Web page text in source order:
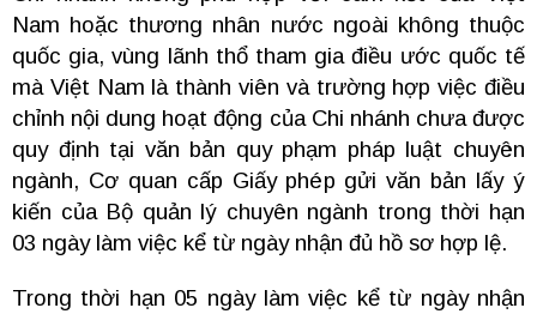
Nam hoặc thương nhân nước ngoài không thuộc
quốc gia, vùng lãnh thổ tham gia điều ước quốc tế
mà Việt Nam là thành viên và trường hợp việc điều
chỉnh nội dung hoạt động của Chi nhánh chưa được
quy định tại văn bản quy phạm pháp luật chuyên
ngành, Cơ quan cấp Giấy phép gửi văn bản lấy ý
kiến của Bộ quản lý chuyên ngành trong thời hạn
03 ngày làm việc kể từ ngày nhận đủ hồ sơ hợp lệ.
Trong thời hạn 05 ngày làm việc kể từ ngày nhận